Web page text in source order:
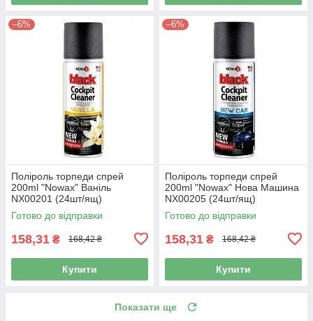
–6%
Поліроль торпеди спрей
200ml "Nowax" Ваніль
NX00201 (24шт/ящ)
Готово до відправки
158,31 ₴ 168,42 ₴
Купити
–6%
Поліроль торпеди спрей
200ml "Nowax" Нова Машина
NX00205 (24шт/ящ)
Готово до відправки
158,31 ₴ 168,42 ₴
Купити
Показати ще